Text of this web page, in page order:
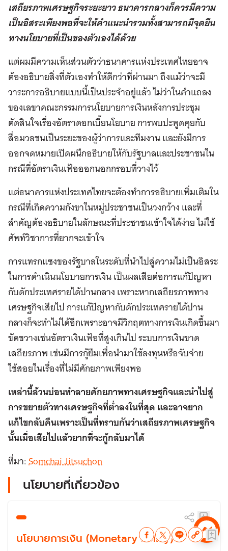
เสถียรภาพเศรษฐกิจระยะยาว ธนาคารกลางก็ควรมีความ
เป็นอิสระเพียงพอที่จะให้คำแนะนำรวมทั้งสามารถมีจุดยืน
ทางนโยบายที่เป็นของตัวเองได้ด้วย
แต่ผมมีความเห็นส่วนตัวว่าธนาคารแห่งประเทศไทยอาจ
ต้องอธิบายสิ่งที่ตัวเองทำให้ดีกว่าที่ผ่านมา ถึงแม้ว่าจะมี
วาระการอธิบายแบบนี้เป็นประจำอยู่แล้ว ไม่ว่าในคำแถลง
ของเลขาคณะกรรมการนโยบายการเงินหลังการประชุม
ตัดสินใจเรื่องอัตราดอกเบี้ยนโยบาย การพบปะพูดคุยกับ
สื่อมวลชนเป็นระยะของผู้ว่าการและทีมงาน และยังมีการ
ออกจดหมายเปิดผนึกอธิบายให้กับรัฐบาลและประชาชนใน
กรณีที่อัตราเงินเฟ้อออกนอกกรอบที่วางไว้
แต่ธนาคารแห่งประเทศไทยจะต้องทำการอธิบายเพิ่มเติมใน
กรณีที่เกิดความกังขาในหมู่ประชาชนเป็นวงกว้าง และที่
สำคัญต้องอธิบายในลักษณะที่ประชาชนเข้าใจได้ง่าย ไม่ใช้
ศัพท์วิชาการที่ยากจะเข้าใจ
การแทรกแซงของรัฐบาลในระดับที่นำไปสู่ความไม่เป็นอิสระ
ในการดำเนินนโยบายการเงิน เป็นผลเสียต่อการแก้ปัญหา
กับดักประเทศรายได้ปานกลาง เพราะหากเสถียรภาพทาง
เศรษฐกิจเสียไป การแก้ปัญหากับดักประเทศรายได้ปาน
กลางก็จะทำไม่ได้อีกเพราะอาจมีวิกฤตทางการเงินเกิดขึ้นมา
ขัดขวางเช่นอัตราเงินเฟ้อที่สูงเกินไป ระบบการเงินขาด
เสถียรภาพ เช่นมีการกู้ยืมเพื่อนำมาใช้ลงทุนหรือจับจ่าย
ใช้สอยในเรื่องที่ไม่มีศักยภาพเพียงพอ
เหล่านี้ล้วนบ่อนทำลายศักยภาพทางเศรษฐกิจและนำไปสู่
การขยายตัวทางเศรษฐกิจที่ต่ำลงในที่สุด และอาจยาก
แก้ไขกลับคืนเพราะเป็นที่ทราบกันว่าเสถียรภาพเศรษฐกิจ
นั้นเมื่อเสียไปแล้วยากที่จะกู้กลับมาได้
ที่มา:Somchai Jitsuchon
นโยบายที่เกี่ยวข้อง
นโยบายการเงิน (Monetary Policy)